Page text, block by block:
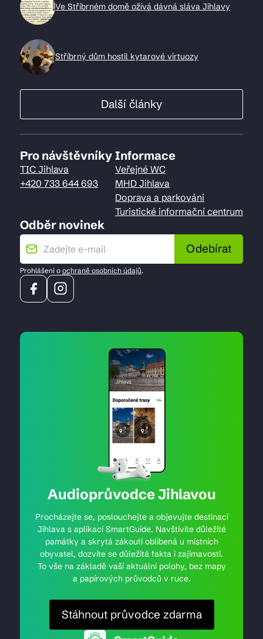
Ve Stříbrném domě ožívá dávná sláva Jihlavy
Stříbrný dům hostil kytarové virtuozy
Další články
Pro návštěvníky
TIC Jihlava
+420 733 644 693
Informace
Veřejné WC
MHD Jihlava
Doprava a parkování
Turistické informační centrum
Odběr novinek
Odebírat
Prohlášení o ochraně osobních údajů.
Audioprůvodce Jihlavou
Procházejte se, poslouchejte a objevujte destinaci
Jihlava s aplikací SmartGuide. Navštívíte důležité
památky a skrytá zákoutí oblíbená u místních
obyvatel, dozvíte se důležitá fakta i zajímavosti.
To vše na základě vaší aktuální polohy, bez mapy
a papírových průvodců v ruce.
Stáhnout průvodce zdarma